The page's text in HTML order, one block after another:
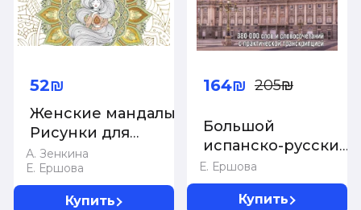
А. Зенкина
Е. Ершова
Женские мандалы.
Рисунки для
медитаций
52₪
Купить
Е. Ершова
Большой
испанско-русский
русско-испанский
словарь
164₪ 205₪
Купить